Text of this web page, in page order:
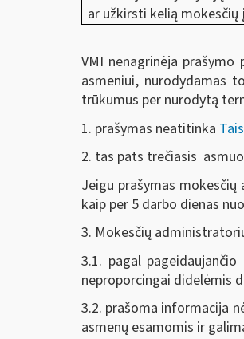
ar užkirsti kelią
VMI nenagrinėja
asmeniui, nurodydamas
trūkumus per nurodytą
1. prašymas neatitinka
2. tas pats trečiasis
Jeigu prašymas
kaip per 5 darbo dienas
3. Mokesčių
3.1. pagal
neproporcingai didelėmis
3.2. prašoma informacija
asmenų esamomis ir